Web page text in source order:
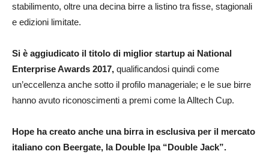
stabilimento, oltre una decina birre a listino tra fisse, stagionali
e edizioni limitate.
Si è aggiudicato il titolo di miglior startup ai National
Enterprise Awards 2017, qualificandosi quindi come
un’eccellenza anche sotto il profilo manageriale; e le sue birre
hanno avuto riconoscimenti a premi come la Alltech Cup.
Hope ha creato anche una birra in esclusiva per il mercato
italiano con Beergate, la Double Ipa “Double Jack”.